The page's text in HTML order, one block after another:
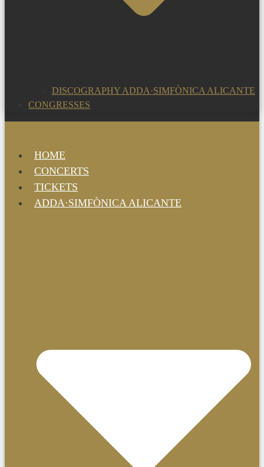
DISCOGRAPHY ADDA·SIMFÒNICA ALICANTE
CONGRESSES
HOME
CONCERTS
TICKETS
ADDA·SIMFÒNICA ALICANTE